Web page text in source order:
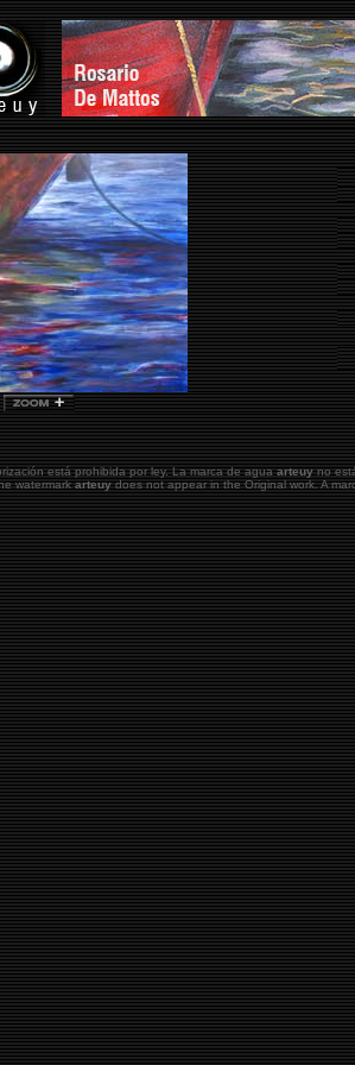
está prohibida por ley. La marca de aguaarteuyno
watermarkarteuydoes not appear in the Original work. A